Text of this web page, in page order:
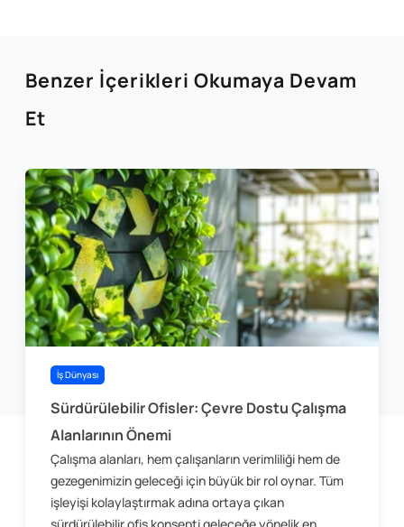
Benzer İçerikleri Okumaya Devam
Et
İş Dünyası
Sürdürülebilir Ofisler: Çevre Dostu Çalışma
Alanlarının Önemi
Çalışma alanları, hem çalışanların verimliliği hem de
gezegenimizin geleceği için büyük bir rol oynar. Tüm
işleyişi kolaylaştırmak adına ortaya çıkan
sürdürülebilir ofis konsepti geleceğe yönelik en